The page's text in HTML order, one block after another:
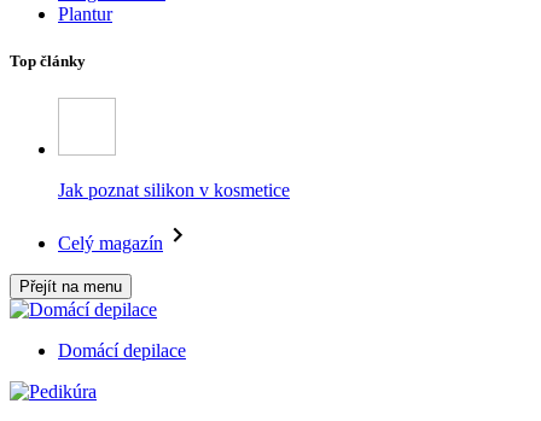
Plantur
Top články
Jak poznat silikon v kosmetice
Celý magazín
Přejít na menu
Domácí depilace